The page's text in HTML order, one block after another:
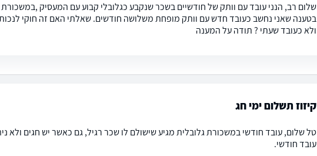
שלום רב, הנני עובד עם וותק של חודשיים בשכר שנקבע כגלובלי קבוע עם המעסיק ,במשכורת
בטענה שאני נחשב כעובד חדש עם וותק מופחת משלושה חודשים. שאלתי האם זה חוקי
ולא כעובד שעתי ? תודה על המענה
קיזוז תשלום ימי חג
טל שלום, עובד חודשי במשכורת גלובלית מגיע שישולם לו שכר רגיל, גם כאשר יש חגים ולא
עובד חודשי.